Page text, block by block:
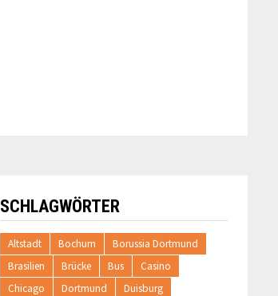
SCHLAGWÖRTER
Altstadt Bochum
Borussia Dortmund
Brasilien
Brücke Bus
Casino
Chicago
Dortmund
Duisburg